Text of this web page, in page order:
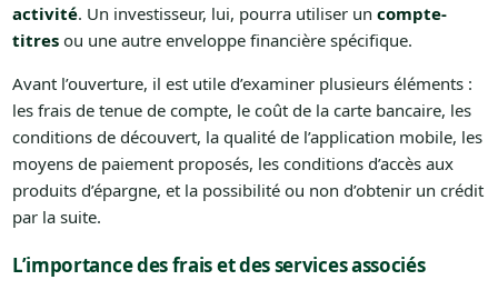
activité. Un investisseur, lui, pourra utiliser un compte-
titresou une autre enveloppe financière spécifique.
Avant l’ouverture, il est utile d’examiner plusieurs éléments :
les frais de tenue de compte, le coût de la carte bancaire, les
conditions de découvert, la qualité de l’application mobile, les
moyens de paiement proposés, les conditions d’accès aux
produits d’épargne, et la possibilité ou non d’obtenir un crédit
par la suite.
L’importance des frais et des services associés